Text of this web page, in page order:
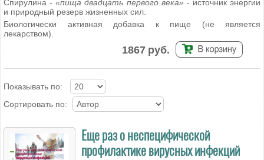
Спирулина -«пища двадцать первого века» - источник энергии
и природный резерв жизненных сил.
Биологически активная добавка к пище (не является
лекарством).
1867 руб.
Показывать по:
Сортировать по:
Еще раз о неспецифической
профилактике вирусных инфекций